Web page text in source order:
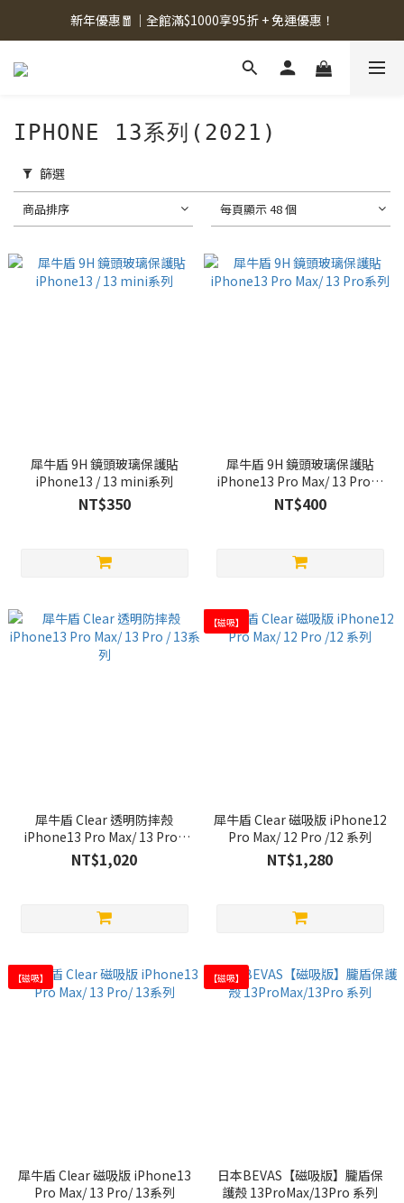
新年優惠🧧｜全館滿$1000享95折 + 免運優惠！
IPHONE 13系列(2021)
篩選
商品排序 每頁顯示 48 個
犀牛盾 9H 鏡頭玻璃保護貼
iPhone13 / 13 mini系列
NT$350
犀牛盾 9H 鏡頭玻璃保護貼
iPhone13 Pro Max/ 13 Pro系
列
NT$400
犀牛盾 Clear 透明防摔殼
iPhone13 Pro Max/ 13 Pro /
13系列
NT$1,020
【磁吸】
犀牛盾 Clear 磁吸版 iPhone12
Pro Max/ 12 Pro /12 系列
NT$1,280
【磁吸】
犀牛盾 Clear 磁吸版 iPhone13
Pro Max/ 13 Pro/ 13系列
【磁吸】
日本BEVAS【磁吸版】朧盾保
護殼 13ProMax/13Pro 系列